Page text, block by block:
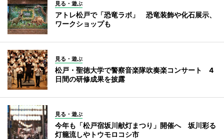
見る・遊ぶ
アトレ松戸で「恐竜ラボ」 恐竜装飾や化石展示、
ワークショップも
見る・遊ぶ
松戸・聖徳大学で警察音楽隊吹奏楽コンサート 4
日間の研修成果を披露
見る・遊ぶ
今年も「松戸宿坂川献灯まつり」開催へ 坂川彩る
灯籠流しやトウモロコシ市